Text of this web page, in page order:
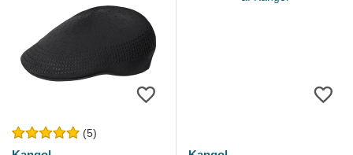
(5)